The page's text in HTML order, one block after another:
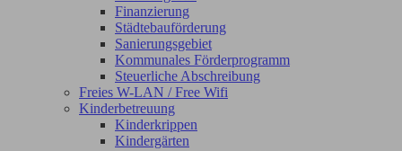
Finanzierung
Städtebauförderung
Sanierungsgebiet
Kommunales Förderprogramm
Steuerliche Abschreibung
Freies W-LAN / Free Wifi
Kinderbetreuung
Kinderkrippen
Kindergärten